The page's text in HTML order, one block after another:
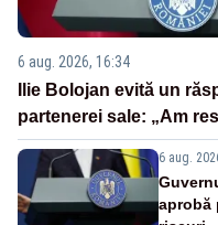
6 aug. 2026, 16:34
Ilie Bolojan evită un
partenerei sale: „Am
6 aug.
aprobă